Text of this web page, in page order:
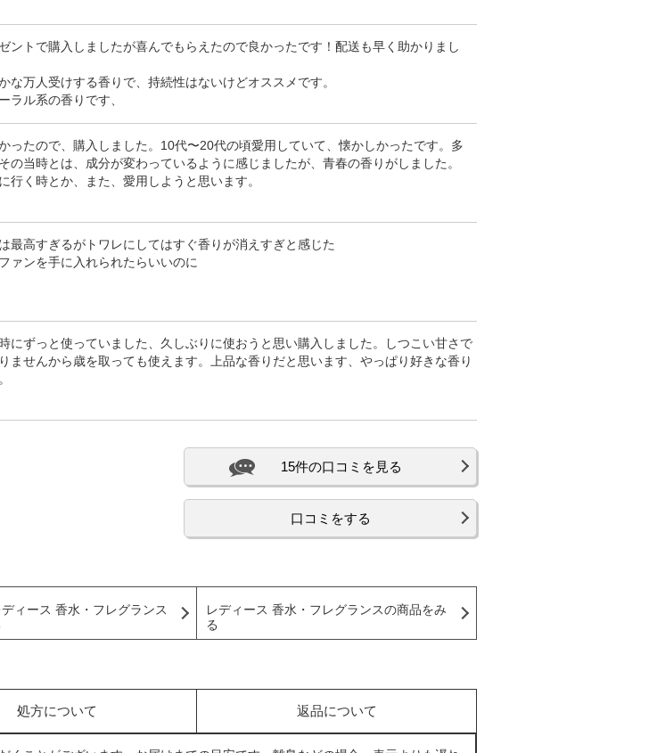
ントで購入しましたが喜んでもらえたので良かったです！配送も早く助かりまし
な万人受けする香りで、持続性はないけどオススメです。
ラル系の香りです、
ったので、購入しました。10代〜20代の頃愛用していて、懐かしかったです。多
の当時とは、成分が変わっているように感じましたが、青春の香りがしました。
行く時とか、また、愛用しようと思います。
最高すぎるがトワレにしてはすぐ香りが消えすぎと感じた
ァンを手に入れられたらいいのに
にずっと使っていました、久しぶりに使おうと思い購入しました。しつこい甘さで
ませんから歳を取っても使えます。上品な香りだと思います、やっぱり好きな香り
15件の口コミを見る
口コミをする
ィース 香水・フレグランス
レディース 香水・フレグランスの商品をみ
る
処方について 返品について